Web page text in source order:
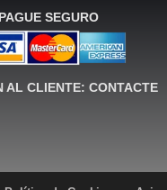
PAGUE SEGURO
AL CLIENTE: CONTACTE